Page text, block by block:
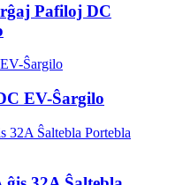
Pafiloj DC
EV-Ŝargilo